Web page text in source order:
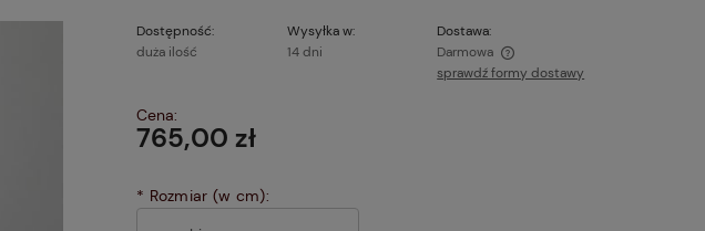
Dostępność:
duża ilość
Wysyłka w:
14 dni
Dostawa:
Darmowa
sprawdź formy dostawy
Cena:
765,00 zł
* Rozmiar (w cm):